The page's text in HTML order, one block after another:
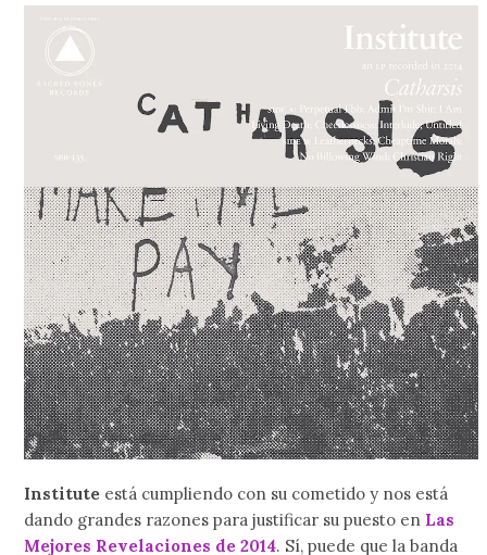
Institute está cumpliendo con su cometido y nos está
dando grandes razones para justificar su puesto en Las
Mejores Revelaciones de 2014. Sí, puede que la banda